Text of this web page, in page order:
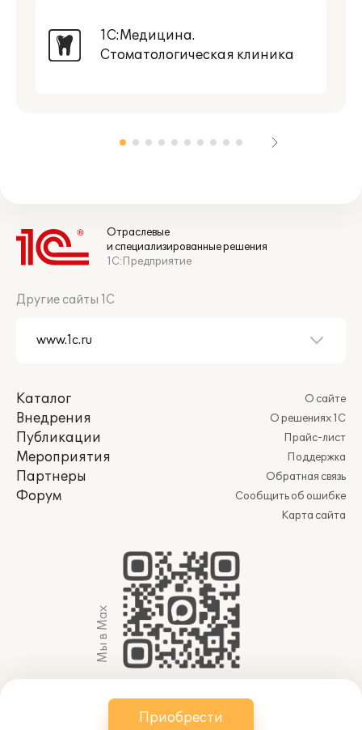
Приобрести
1С:Медицина.
Стоматологическая клиника
Отраслевые
и специализированные решения
1С:Предприятие
Другие сайты 1С
Каталог
Внедрения
Публикации
Мероприятия
Партнеры
Форум
О сайте
О решениях 1С
Прайс-лист
Поддержка
Обратная связь
Сообщить об ошибке
Карта сайта
Мы в Max
© 2011-2026 АО «Группа 1С» (правопреемник ООО